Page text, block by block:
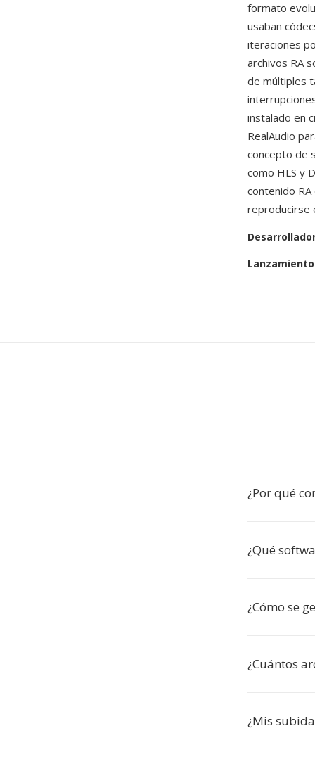
formato
usaban
iteraciones
archivos RA
de múltiples
instalado en
RealAudio
concepto de
como HLS y
contenido
reproducirse
¿Por qué
¿Qué
¿Cómo se
¿Cuántos
¿Mis